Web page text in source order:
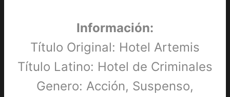
Información:
Título Original: Hotel Artemis
Título Latino: Hotel de Criminales
Genero: Acción, Suspenso,